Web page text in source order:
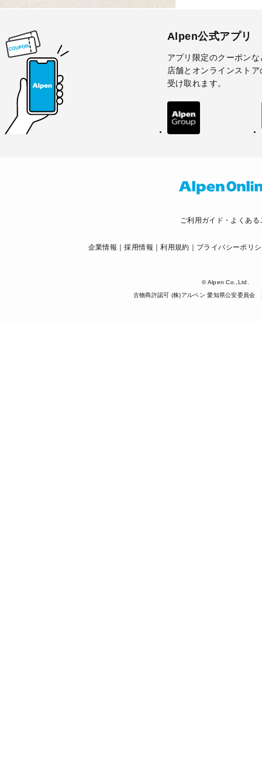
Alpen公式アプリ
アプリ限定のクーポンな
店舗とオンラインスト
受け取れます。
ご利用ガイド・よくある
企業情報 採用情報 利用規約 プライバシーポリ
© Alpen Co.,Ltd.
古物商許認可 (株)アルペン 愛知県公安委員